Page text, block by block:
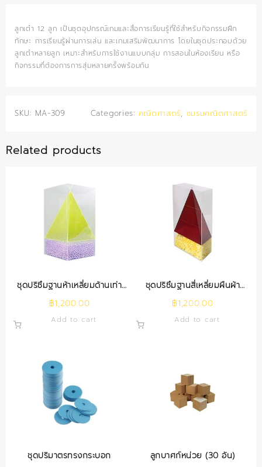
ลูกเต๋า 12 ลูก เป็นชุดอุปกรณ์เกมและสื่อการเรียนรู้ที่ใช้สำหรับกิจกรรมฝึก
ทักษะ การเรียนรู้ผ่านการเล่น และเกมเสริมพัฒนาการ โดยในชุดประกอบด้วย
ลูกเต๋าหลายลูก เหมาะสำหรับการใช้งานแบบกลุ่ม การสอนในห้องเรียน หรือ
กิจกรรมที่ต้องการการสุ่มหลายครั้งพร้อมกัน
SKU: MA-309 Categories: คณิตศาสตร์, ชมรมคณิตศาสตร์
Related products
ชุดปริซึมฐานห้าเหลี่ยมด้านเท่า
ภายในพีระมิด
฿1,200.00
Add to cart
ชุดปริซึมฐานสี่เหลี่ยมผืนผ้า
ภายในพีระมิด
฿1,200.00
Add to cart
ชุดปริมาตรทรงกระบอก ลูกบาศก์หน่วย (30 อัน)